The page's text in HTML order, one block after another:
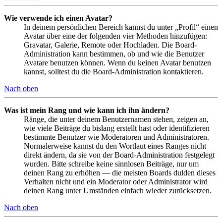
Wie verwende ich einen Avatar?
In deinem persönlichen Bereich kannst du unter „Profil“ einen
Avatar über eine der folgenden vier Methoden hinzufügen:
Gravatar, Galerie, Remote oder Hochladen. Die Board-
Administration kann bestimmen, ob und wie die Benutzer
Avatare benutzen können. Wenn du keinen Avatar benutzen
kannst, solltest du die Board-Administration kontaktieren.
Nach oben
Was ist mein Rang und wie kann ich ihn ändern?
Ränge, die unter deinem Benutzernamen stehen, zeigen an,
wie viele Beiträge du bislang erstellt hast oder identifizieren
bestimmte Benutzer wie Moderatoren und Administratoren.
Normalerweise kannst du den Wortlaut eines Ranges nicht
direkt ändern, da sie von der Board-Administration festgelegt
wurden. Bitte schreibe keine sinnlosen Beiträge, nur um
deinen Rang zu erhöhen — die meisten Boards dulden dieses
Verhalten nicht und ein Moderator oder Administrator wird
deinen Rang unter Umständen einfach wieder zurücksetzen.
Nach oben